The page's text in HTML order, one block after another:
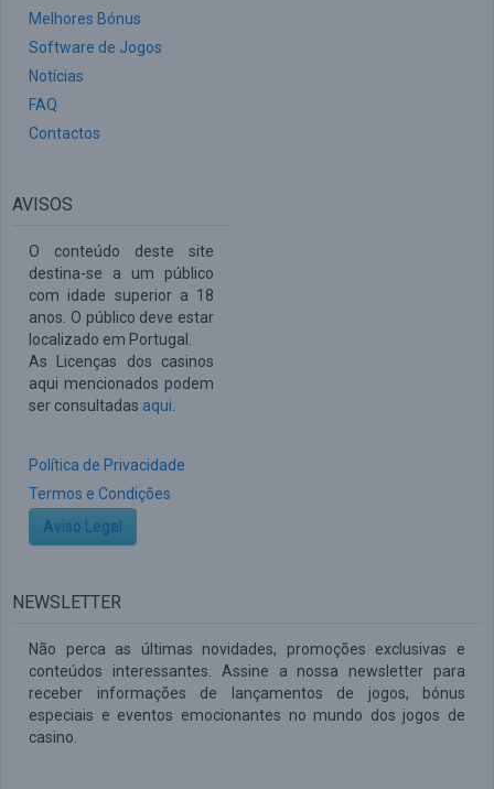
Melhores Bónus
Software de Jogos
Notícias
FAQ
Contactos
AVISOS
O conteúdo deste site
destina-se a um público
com idade superior a 18
anos. O público deve estar
localizado em Portugal.
As Licenças dos casinos
aqui mencionados podem
ser consultadas aqui
Política de Privacidade
Termos e Condições
Aviso Legal
NEWSLETTER
Não perca as últimas novidades, promoções exclusivas e
conteúdos interessantes. Assine a nossa newsletter para
receber informações de lançamentos de jogos, bónus
especiais e eventos emocionantes no mundo dos jogos de
casino.